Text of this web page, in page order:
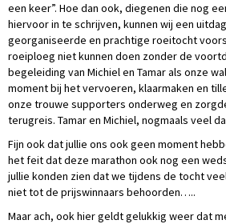
een keer”. Hoe dan ook, diegenen die nog
hiervoor in te schrijven, kunnen wij een
georganiseerde en prachtige roeitocht
roeiploeg niet kunnen doen zonder de
begeleiding van Michiel en Tamar als onze
moment bij het vervoeren, klaarmaken en
onze trouwe supporters onderweg en
terugreis. Tamar en Michiel, nogmaals veel
Fijn ook dat jullie ons ook geen moment
het feit dat deze marathon ook nog een
jullie konden zien dat we tijdens de tocht
niet tot de prijswinnaars behoorden…..
Maar ach, ook hier geldt gelukkig weer dat